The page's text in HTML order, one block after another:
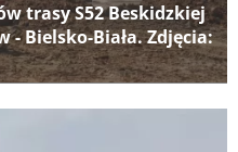
trasy S52 Beskidzkiej
Bielsko-Biała. Zdjęcia: